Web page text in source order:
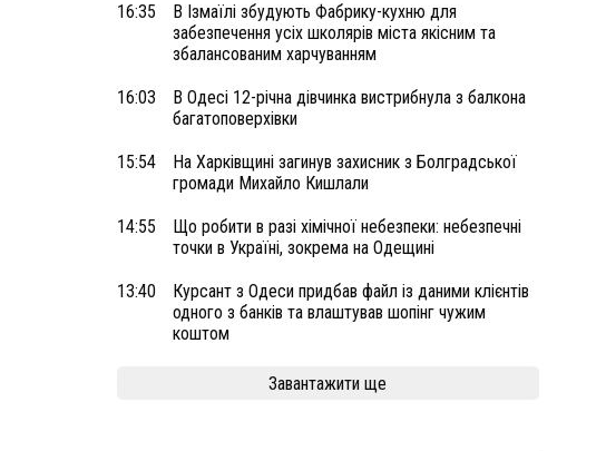
16:35
В Ізмаїлі збудують Фабрику-кухню для
забезпечення усіх школярів міста якісним та
збалансованим харчуванням
16:03
В Одесі 12-річна дівчинка вистрибнула з балкона
багатоповерхівки
15:54
На Харківщині загинув захисник з Болградської
громади Михайло Кишлали
14:55
Що робити в разі хімічної небезпеки: небезпечні
точки в Україні, зокрема на Одещині
13:40
Курсант з Одеси придбав файл із даними клієнтів
одного з банків та влаштував шопінг чужим
коштом
Завантажити ще